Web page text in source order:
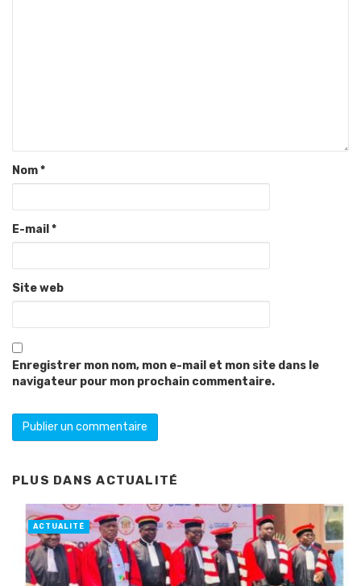
Nom*
E-mail *
Site web
Enregistrer mon nom, mon e-mail et mon site dans le
navigateur pour mon prochain commentaire.
PLUS DANSACTUALITÉ
ACTUALITÉ